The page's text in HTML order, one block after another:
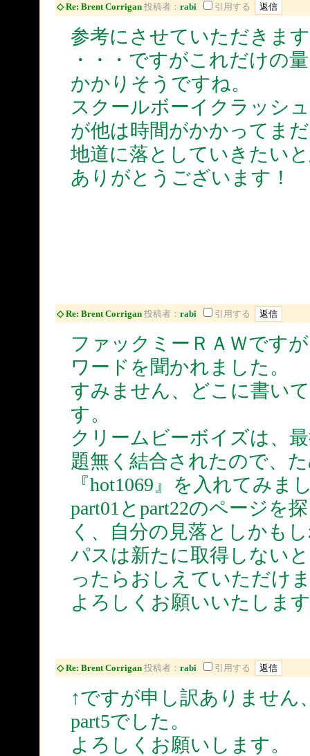
◇ Re: Brent Corrigan 投稿者： rabi 引用する
参考にさせていただきま
・・・ですがこれだけの
かかりそうですね。
スクールボーイクラッシ
が他は時間がかかってま
地道に落としていきたい
ありがとうございます！
◇ Re: Brent Corrigan 投稿者： rabi 引用する
ファックミーＲＡＷです
ワードを聞かれました。
すみません、どこに書い
す。
クリームビーボイズは、
題無く結合されたので、
『hot1069』を入れてみま
part01とpart22のページを
く、自分の見落としかも
パスは新たに取得しない
ったらおしえていただけ
よろしくお願いいたしま
◇ Re: Brent Corrigan 投稿者： rabi 引用する
↑ですが申し訳ありません
part5でした。
よろしくお願いします。